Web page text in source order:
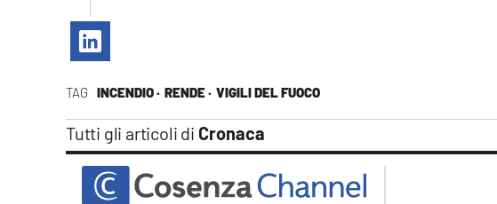
Vai
TAG INCENDIO · RENDE · VIGILI DEL FUOCO
Tutti gli articoli di Cronaca